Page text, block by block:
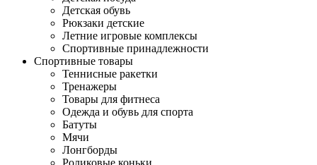
Детская обувь
Рюкзаки детские
Летние игровые комплексы
Спортивные принадлежности
Спортивные товары
Теннисные ракетки
Тренажеры
Товары для фитнеса
Одежда и обувь для спорта
Батуты
Мячи
Лонгборды
Роликовые коньки